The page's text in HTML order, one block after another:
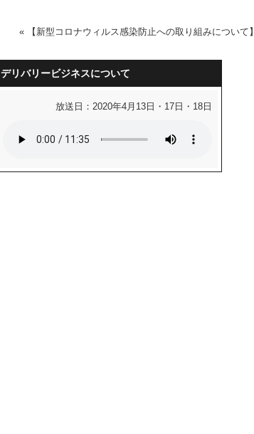
« 【新型コロナウィルス感染防止への取り組みについて】
デリバリービジネスについて
放送日：2020年4月13日・17日・18日